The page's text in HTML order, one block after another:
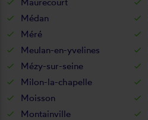
Médan
Méré
Meulan-en-yvelines
Mézy-sur-seine
Milon-la-chapelle
Moisson
Montainville